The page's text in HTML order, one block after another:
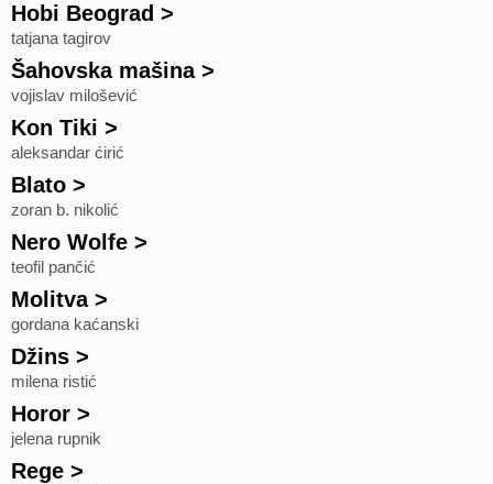
Hobi Beograd >
tatjana tagirov
Šahovska mašina>
vojislav milošević
Kon Tiki >
aleksandar ćirić
Blato >
zoran b. nikolić
Nero Wolfe >
teofil pančić
Molitva>
gordana kaćanski
Džins >
milena ristić
Horor >
jelena rupnik
Rege >